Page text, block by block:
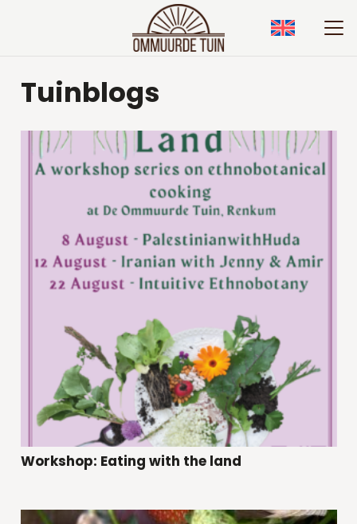
Tuinblogs
Workshop: Eating with the land